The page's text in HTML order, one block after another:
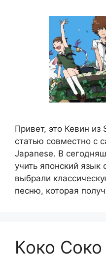
Привет, это Кевин
статью совместно с
Japanese. В
учить японский
выбрали
песню, которая
Коко